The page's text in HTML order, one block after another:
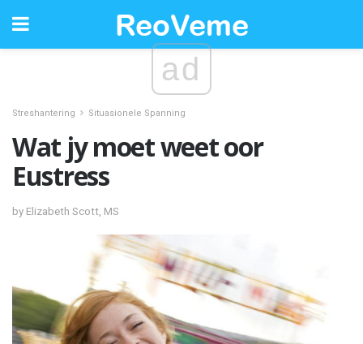
ad
Streshantering Situasionele Spanning
Wat jy moet weet oor
Eustress
by Elizabeth Scott, MS